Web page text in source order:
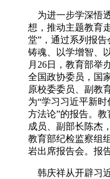
为进一步学深悟
想，推动主题教育
堂”，通过系列报
铸魂、以学增智、
月26日，教育部举
全国政协委员，国
原校委委员、副教
为“学习习近平新
方法论”的报告。
成员、副部长陈杰
教育部纪检监察组
岩出席报告会。报
韩庆祥从开辟习